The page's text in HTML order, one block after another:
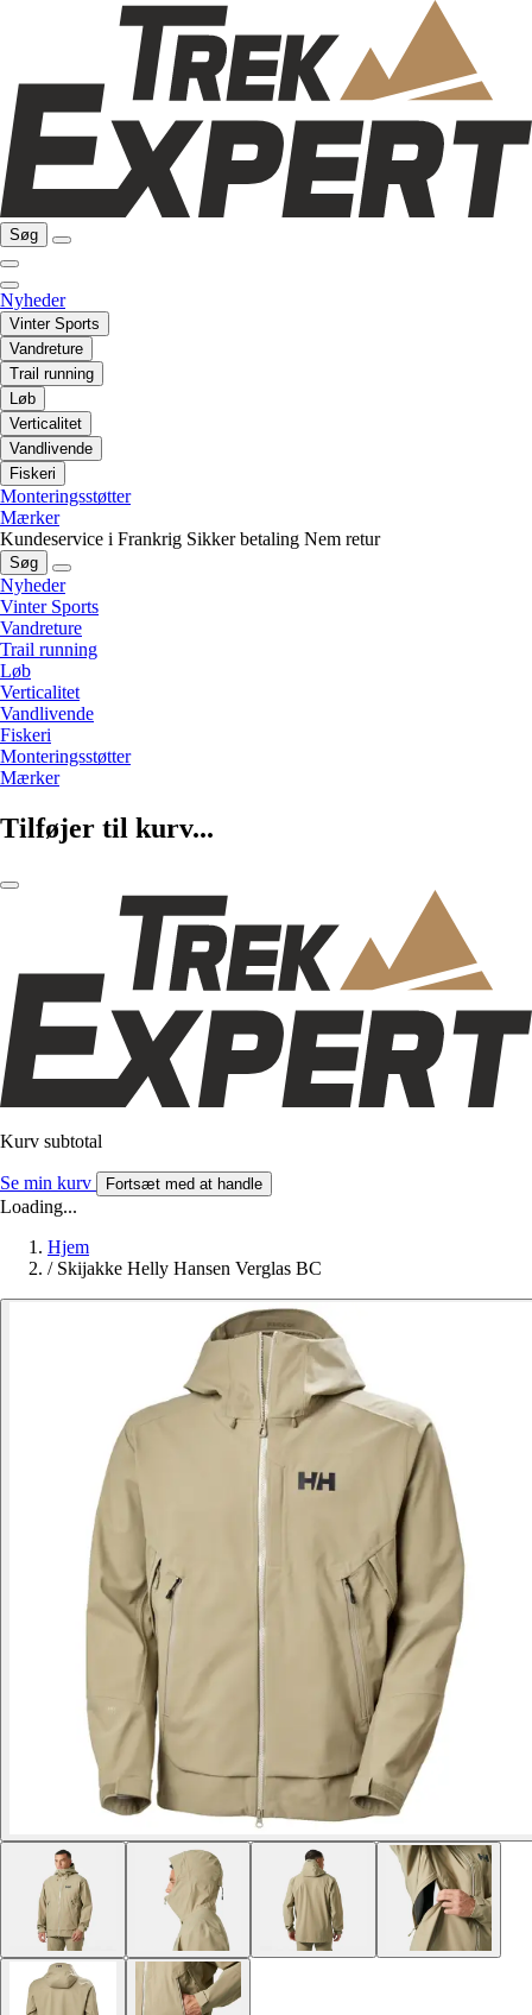
Søg
Nyheder
Vinter Sports
Vandreture
Trail running
Løb
Verticalitet
Vandlivende
Fiskeri
Monteringsstøtter
Mærker
Kundeservice i Frankrig Sikker betaling Nem retur
Søg
Nyheder
Vinter Sports
Vandreture
Trail running
Løb
Verticalitet
Vandlivende
Fiskeri
Monteringsstøtter
Mærker
Tilføjer til kurv...
Kurv subtotal
Se min kurv Fortsæt med at handle
Loading...
Hjem
/ Skijakke Helly Hansen Verglas BC